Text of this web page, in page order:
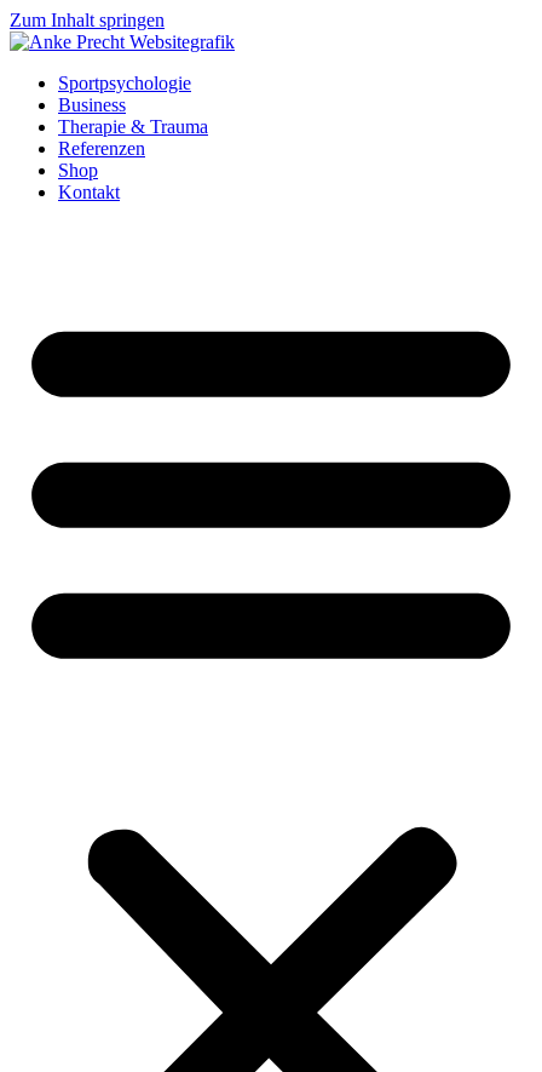
Zum Inhalt springen
Sportpsychologie
Business
Therapie & Trauma
Referenzen
Shop
Kontakt